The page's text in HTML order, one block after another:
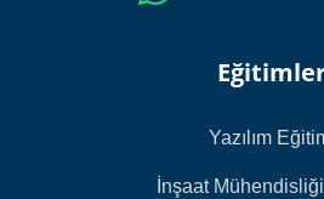
Yazılım
İnşaat